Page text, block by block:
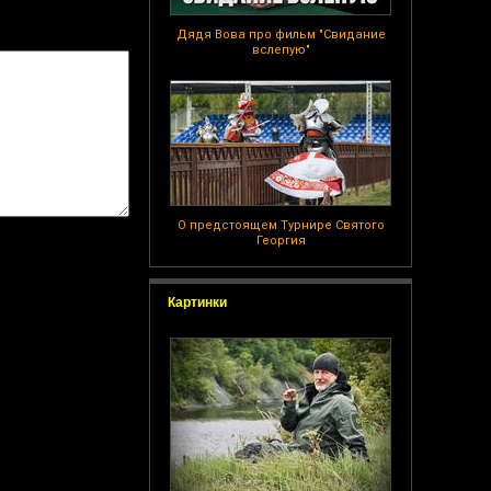
Дядя Вова про фильм "Свидание
вслепую"
О предстоящем Турнире Святого
Георгия
Картинки